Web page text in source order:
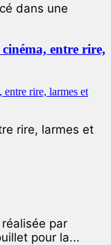
dans une
entre rire,
rire, larmes et
par
pour la...